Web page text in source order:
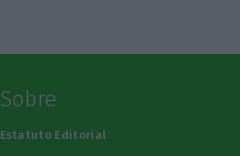
Sobre
Estatuto Editorial